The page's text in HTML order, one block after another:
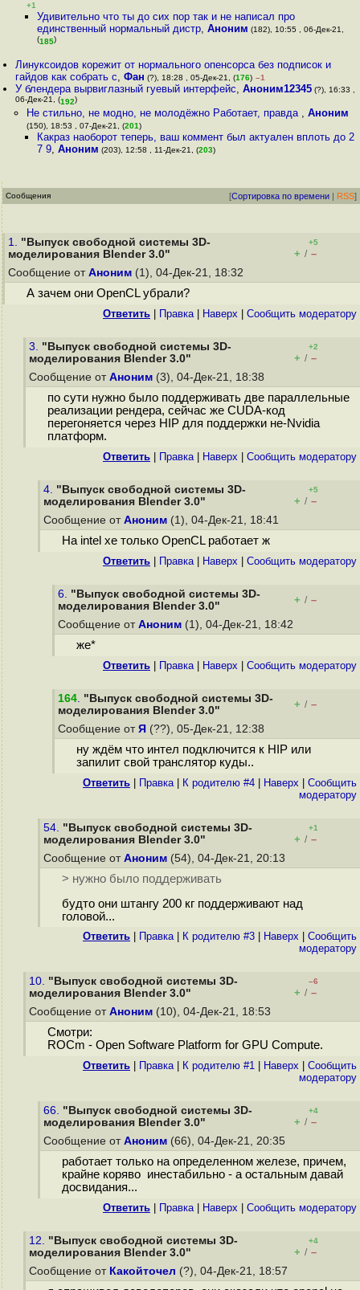
+1
Удивительно что ты до сих пор так и не написал про
единственный нормальный дистр, Аноним (182), 10:55 , 06-Дек-21,
(185)
Линуксоидов корежит от нормального опенсорса без подписок и
гайдов как собрать с,Фан (?), 18:28 , 05-Дек-21, (176) –1
У блендера вырвиглазный гуевый интерфейс,Аноним12345 (?), 16:33 ,
06-Дек-21, (192)
Не стильно, не модно, не молодёжно Работает, правда , Аноним
(150), 18:53 , 07-Дек-21, (201)
Какраз наоборот теперь, ваш коммент был актуален вплоть до 2
7 9, Аноним (203), 12:58 , 11-Дек-21, (203)
Сообщения [Сортировка по времени | RSS]
1. "Выпуск свободной системы 3D-
моделирования Blender 3.0"
+5
+ / –
Сообщение от Аноним (1), 04-Дек-21, 18:32
А зачем они OpenCL убрали?
Ответить Правка| Наверх Cообщить модератору
3. "Выпуск свободной системы 3D-
моделирования Blender 3.0"
+2
+ / –
Сообщение от Аноним (3), 04-Дек-21, 18:38
по сути нужно было поддерживать две параллельные
реализации рендера, сейчас же CUDA-код
перегоняется через HIP для поддержки не-Nvidia
платформ.
Ответить Правка| Наверх Cообщить модератору
4. "Выпуск свободной системы 3D-
моделирования Blender 3.0"
+5
+ / –
Сообщение от Аноним (1), 04-Дек-21, 18:41
На intel xe только OpenCL работает ж
Ответить Правка| Наверх Cообщить модератору
6. "Выпуск свободной системы 3D-
моделирования Blender 3.0"
+ / –
Сообщение от Аноним (1), 04-Дек-21, 18:42
же*
Ответить Правка| Наверх Cообщить модератору
164. "Выпуск свободной системы 3D-
моделирования Blender 3.0"
+ / –
Сообщение от Я (??), 05-Дек-21, 12:38
ну ждём что интел подключится к HIP или
запилит свой транслятор куды..
Ответить Правка| К родителю #4 Наверх
Cообщить
модератору
54. "Выпуск свободной системы 3D-
моделирования Blender 3.0"
+1
+ / –
Сообщение от Аноним (54), 04-Дек-21, 20:13
> нужно было поддерживать
будто они штангу 200 кг поддерживают над
головой...
Ответить Правка| К родителю #3 Наверх
Cообщить
модератору
10. "Выпуск свободной системы 3D-
моделирования Blender 3.0"
–6
+ / –
Сообщение от Аноним (10), 04-Дек-21, 18:53
Смотри:
ROCm - Open Software Platform for GPU Compute.
Ответить Правка| К родителю #1 Наверх
Cообщить
модератору
66. "Выпуск свободной системы 3D-
моделирования Blender 3.0"
+4
+ / –
Сообщение от Аноним (66), 04-Дек-21, 20:35
работает только на определенном железе, причем,
крайне коряво инестабильно - а остальным давай
досвидания...
Ответить Правка| Наверх Cообщить модератору
12. "Выпуск свободной системы 3D-
моделирования Blender 3.0"
+4
+ / –
Сообщение от Какойточел (?), 04-Дек-21, 18:57